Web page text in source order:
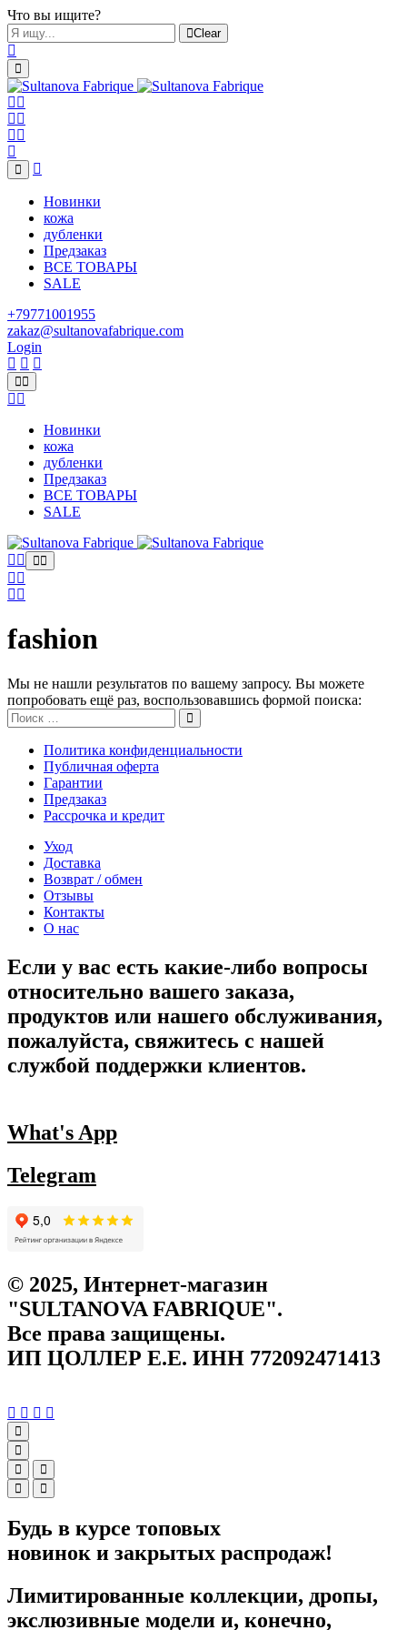
Что вы ищите?
Clear
Новинки
кожа
дубленки
Предзаказ
ВСЕ ТОВАРЫ
SALE
+79771001955
zakaz@sultanovafabrique.com
Login
Новинки
кожа
дубленки
Предзаказ
ВСЕ ТОВАРЫ
SALE
fashion
Мы не нашли результатов по вашему запросу. Вы можете
попробовать ещё раз, воспользовавшись формой поиска:
Search
for:
Политика конфиденциальности
Публичная оферта
Гарантии
Предзаказ
Рассрочка и кредит
Уход
Доставка
Возврат / обмен
Отзывы
Контакты
О нас
Если у вас есть какие-либо вопросы
относительно вашего заказа,
продуктов или нашего обслуживания,
пожалуйста, свяжитесь с нашей
службой поддержки клиентов.
What's App
Telegram
© 2025, Интернет-магазин
"SULTANOVA FABRIQUE".
Все права защищены.
ИП ЦОЛЛЕР Е.Е. ИНН 772092471413
Будь в курсе топовых
новинок и закрытых распродаж!
Лимитированные коллекции, дропы,
экслюзивные модели и, конечно,